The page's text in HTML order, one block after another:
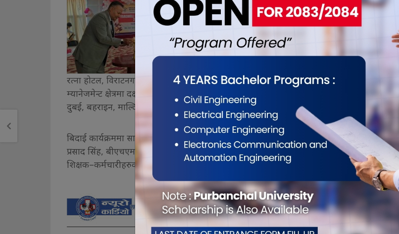
रत्ना होटल, विराटनगरमा आयोजित कार्यक्रममा विद्यार्थीहरुले सांस्कृतिक प्रस्तुति समेत दिएका थिए। होटल
म्यानेजमेन्ट क्षेत्रमा दक्ष जनशक्ति उत्पादन गर्दै आएको कलेजले बीएचएम विद्यार्थीलाई नेपालसहित जापान,
दुबई, बहराइन, माल्दिभ्सलगायतका देशका स्टार होटलहरूमा इन्टर्नशिपका लागि पठाउँदै आएको छ ।
बिदाई कार्यक्रममा सास्थम कलेजका म्यानेजिङ डाइरेक्टर रोशन बहादुर थापा, क्याम्पस म्यानेजर महेश्वर
प्रसाद सिंह, बीएचएम प्रोग्राम डाइरेक्टर शैलेन्द्र गणेश, बीबीए प्रोग्राम डाइरेक्टर अर्चना भट्ट साथै अन्य
शिक्षक–कर्मचारीहरुको उपस्थिति थियो।